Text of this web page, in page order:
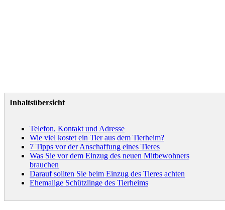
Inhaltsübersicht
Telefon, Kontakt und Adresse
Wie viel kostet ein Tier aus dem Tierheim?
7 Tipps vor der Anschaffung eines Tieres
Was Sie vor dem Einzug des neuen Mitbewohners
brauchen
Darauf sollten Sie beim Einzug des Tieres achten
Ehemalige Schützlinge des Tierheims